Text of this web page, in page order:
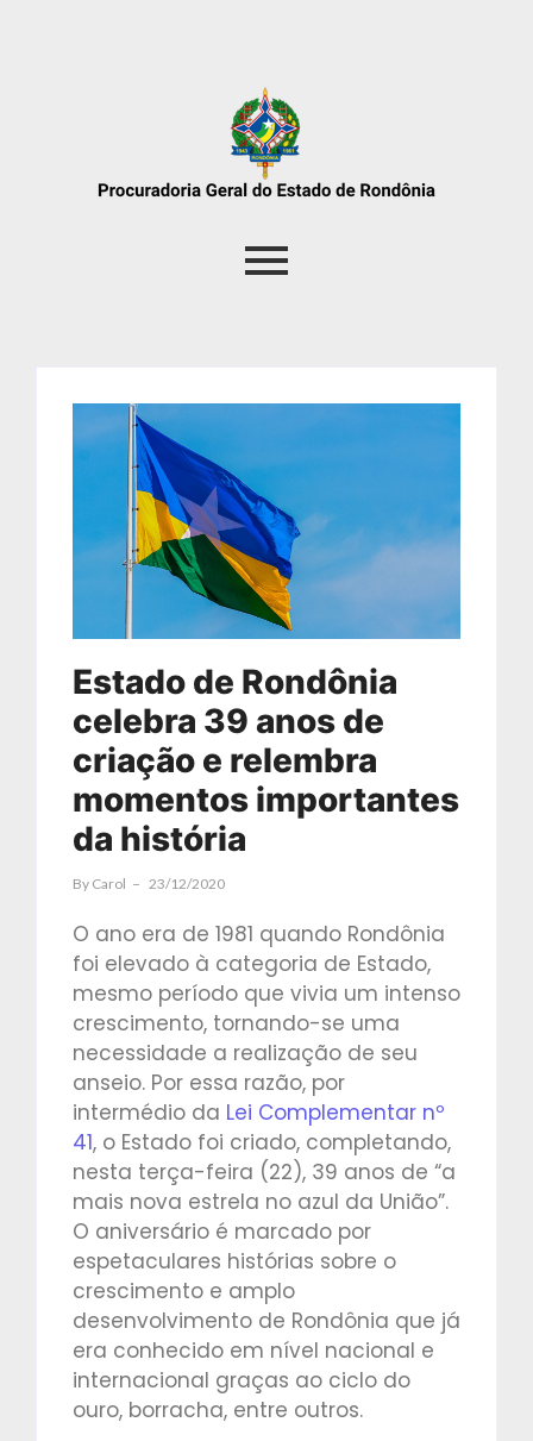
Estado de Rondônia
celebra 39 anos de
criação e relembra
momentos importantes
da história
By Carol 23/12/2020
O ano era de 1981 quando Rondônia
foi elevado à categoria de Estado,
mesmo período que vivia um intenso
crescimento, tornando-se uma
necessidade a realização de seu
anseio. Por essa razão, por
intermédio da Lei Complementar nº
41, o Estado foi criado, completando,
nesta terça-feira (22), 39 anos de “a
mais nova estrela no azul da União”.
O aniversário é marcado por
espetaculares histórias sobre o
crescimento e amplo
desenvolvimento de Rondônia que já
era conhecido em nível nacional e
internacional graças ao ciclo do
ouro, borracha, entre outros.